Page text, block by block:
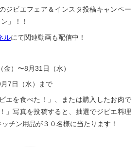
ジビエフェア＆インスタ投稿キャンペー
」！！
ルにて関連動画も配信中！
）〜8月31日（水）
7日（水）まで
エを食べた！」、または購入したお肉で
」写真を投稿すると、抽選でジビエ料理
チン用品が３０名様に当たります！